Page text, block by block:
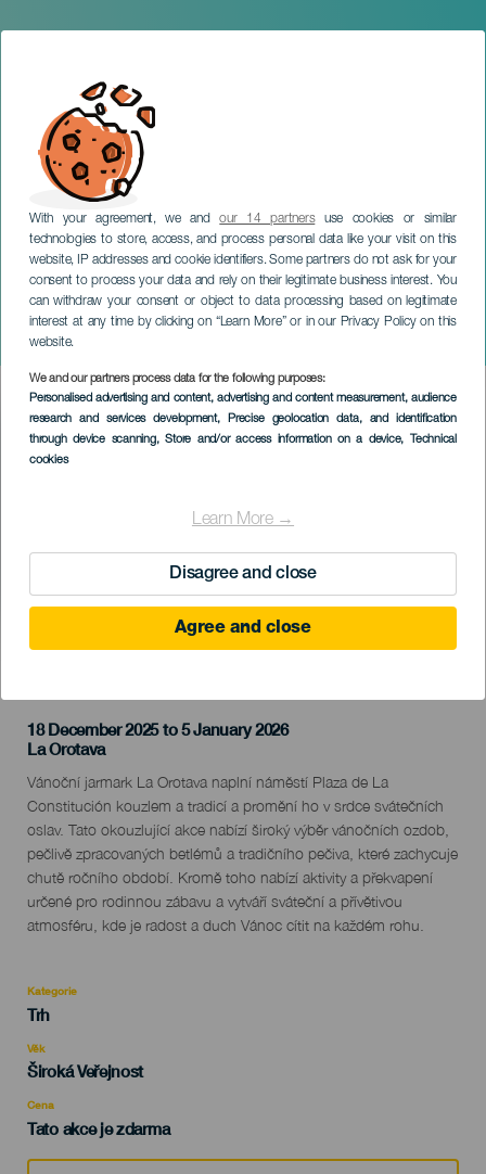
With your agreement, we andour 14 partnersuse cookies or similar
technologies to store, access, and process personal data like your visit on this
website, IP addresses and cookie identifiers. Some partners do not ask for your
consent to process your data and rely on their legitimate business interest. You
can withdraw your consent or object to data processing based on legitimate
interest at any time by clicking on “Learn More” or in our Privacy Policy on this
website.
We and our partners process data for the following purposes:
Personalised advertising and content, advertising and content measurement, audience
research and services development, Precise geolocation data, and identification
through device scanning, Store and/or access information on a device, Technical
cookies
Learn More →
Disagree and close
Agree and close
Vánoční jarmark
TENERIFE
Imagen
Listado
18 December 2025 to 5 January 2026
Localidad
La Orotava
Descripción
del
evento
Vánoční jarmark La Orotava naplní náměstí Plaza de La
Constitución kouzlem a tradicí a promění ho v srdce svátečních
oslav. Tato okouzlující akce nabízí široký výběr vánočních ozdob,
pečlivě zpracovaných betlémů a tradičního pečiva, které zachycuje
chutě ročního období. Kromě toho nabízí aktivity a překvapení
určené pro rodinnou zábavu a vytváří sváteční a přívětivou
atmosféru, kde je radost a duch Vánoc cítit na každém rohu.
Kategorie
Categoría
evento
Trh
Věk
Edad
Recomendada
Široká Veřejnost
Cena
Tato akce je zdarma